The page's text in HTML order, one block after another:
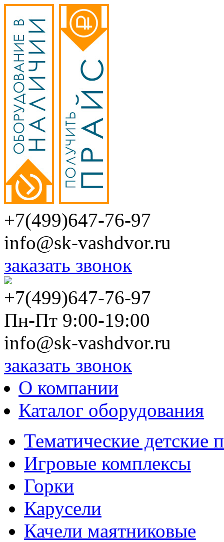
+7(499)647-76-97
info@sk-vashdvor.ru
заказать звонок
+7(499)647-76-97
Пн-Пт 9:00-19:00
info@sk-vashdvor.ru
заказать звонок
О компании
Каталог оборудования
Тематические детские
Игровые комплексы
Горки
Карусели
Качели маятниковые